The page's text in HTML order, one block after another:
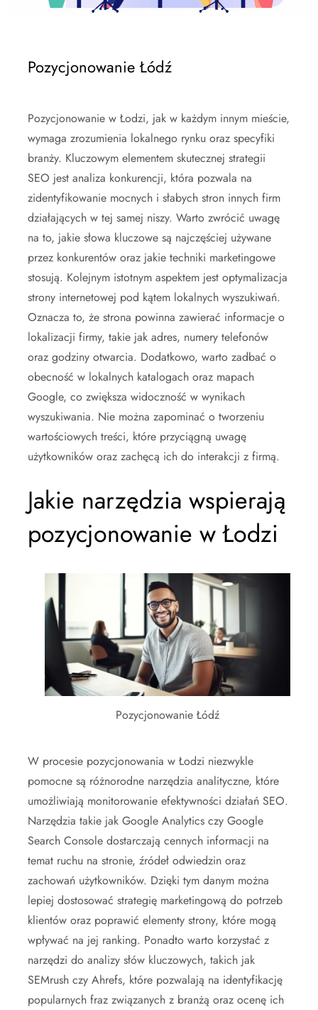
Pozycjonowanie Łódź
Pozycjonowanie w Łodzi, jak w każdym innym mieście,
wymaga zrozumienia lokalnego rynku oraz specyfiki
branży. Kluczowym elementem skutecznej strategii
SEO jest analiza konkurencji, która pozwala na
zidentyfikowanie mocnych i słabych stron innych firm
działających w tej samej niszy. Warto zwrócić uwagę
na to, jakie słowa kluczowe są najczęściej używane
przez konkurentów oraz jakie techniki marketingowe
stosują. Kolejnym istotnym aspektem jest optymalizacja
strony internetowej pod kątem lokalnych wyszukiwań.
Oznacza to, że strona powinna zawierać informacje o
lokalizacji firmy, takie jak adres, numery telefonów
oraz godziny otwarcia. Dodatkowo, warto zadbać o
obecność w lokalnych katalogach oraz mapach
Google, co zwiększa widoczność w wynikach
wyszukiwania. Nie można zapominać o tworzeniu
wartościowych treści, które przyciągną uwagę
użytkowników oraz zachęcą ich do interakcji z firmą.
Jakie narzędzia wspierają
pozycjonowanie w Łodzi
Pozycjonowanie Łódź
W procesie pozycjonowania w Łodzi niezwykle
pomocne są różnorodne narzędzia analityczne, które
umożliwiają monitorowanie efektywności działań SEO.
Narzędzia takie jak Google Analytics czy Google
Search Console dostarczają cennych informacji na
temat ruchu na stronie, źródeł odwiedzin oraz
zachowań użytkowników. Dzięki tym danym można
lepiej dostosować strategię marketingową do potrzeb
klientów oraz poprawić elementy strony, które mogą
wpływać na jej ranking. Ponadto warto korzystać z
narzędzi do analizy słów kluczowych, takich jak
SEMrush czy Ahrefs, które pozwalają na identyfikację
popularnych fraz związanych z branżą oraz ocenę ich